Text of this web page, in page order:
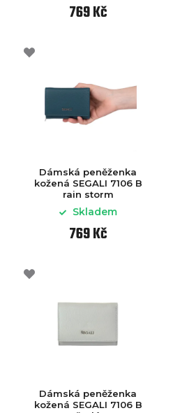
769 Kč
Dámská peněženka
kožená SEGALI 7106 B
rain storm
Skladem
769 Kč
Dámská peněženka
kožená SEGALI 7106 B